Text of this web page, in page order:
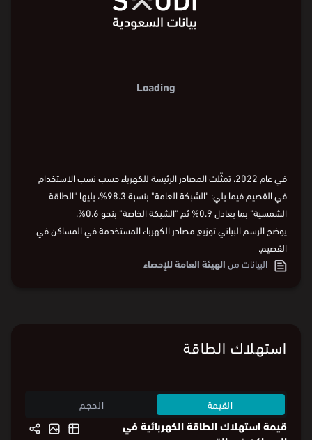
Loading
في عام 2022، تمثّلت المصادر الرئيسة للكهرباء حسب نسب الاستخدام
في القصيم فيما يلي: "الشبكة العامة" بنسبة 98.3%، يليها "الطاقة
الشمسية" بما يعادل 0.9% ثم "الشبكة الخاصة" بنحو 0.6%.
يوضح الرسم البياني توزيع مصادر الكهرباء المستخدمة في المساكن في
القصيم.
البيانات منالهيئة العامة للإحصاء
استهلاك الطاقة
القيمة الحجم
قيمة استهلاك الطاقة الكهربائية في